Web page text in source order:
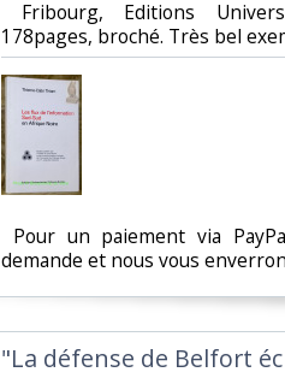
Fribourg, Editions
178pages, broché. Très bel
Pour un paiement via
demande et nous vous
‎"La défense de Belfort